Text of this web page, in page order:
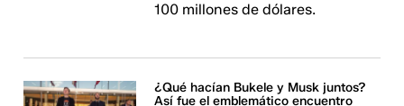
100 millones de dólares.
¿Qué hacían Bukele y Musk juntos?
Así fue el emblemático encuentro